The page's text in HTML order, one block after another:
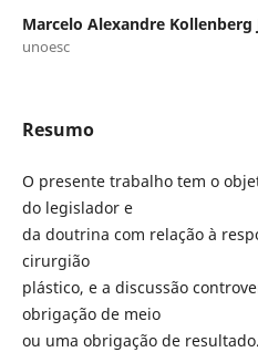
Marcelo Alexandre Kollenberg
unoesc
Resumo
O presente trabalho tem o
do legislador e
da doutrina com relação à
cirurgião
plástico, e a discussão
obrigação de meio
ou uma obrigação de